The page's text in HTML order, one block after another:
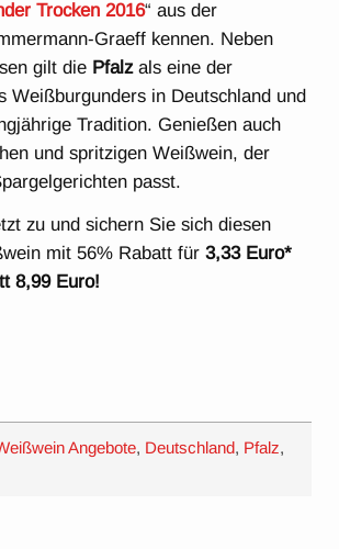
Trocken 2016“ aus der
Graeff kennen. Neben
gilt die Pfalzals eine der
Weißburgunders in Deutschland und
Tradition. Genießen auch
und spritzigen Weißwein, der
passt.
zu und sichern Sie sich diesen
mit 56% Rabatt für3,33 Euro*
8,99 Euro!
Angebote, Deutschland, Pfalz,